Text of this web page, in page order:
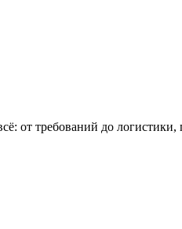
от требований до логистики,